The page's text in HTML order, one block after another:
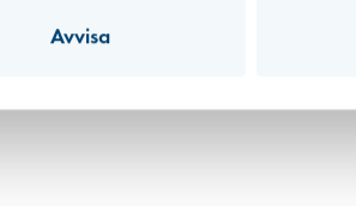
Avvisa